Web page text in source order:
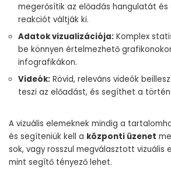
megerősítik az előadás hangulatát és
reakciót váltják ki.
Adatok vizualizációja: Komplex
be könnyen értelmezhető
infografikákon.
Videók: Rövid, releváns videók
teszi az előadást, és segíthet a
A vizuális elemeknek mindig a
és segíteniük kell a központi üzenet
sok, vagy rosszul megválasztott vizuális
mint segítő tényező lehet.